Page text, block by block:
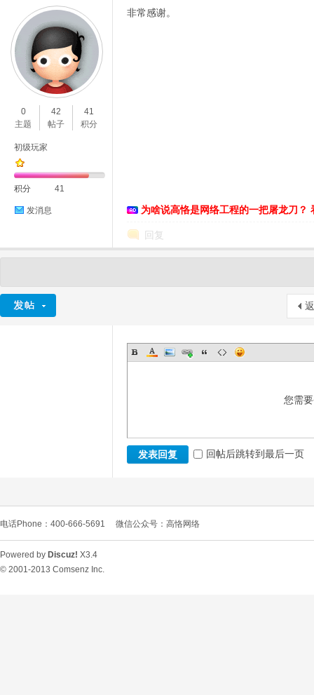
0
主题
42
帖子
41
积分
初级玩家
积分 41
发消息
非常感谢。
为啥说高恪是网络工程的一把屠龙刀？
回复
您需
发表回复 回帖后跳转到最后一页
电话Phone：400-666-5691 微信公众号：高恪网络
Powered by Discuz! X3.4
© 2001-2013 Comsenz Inc.